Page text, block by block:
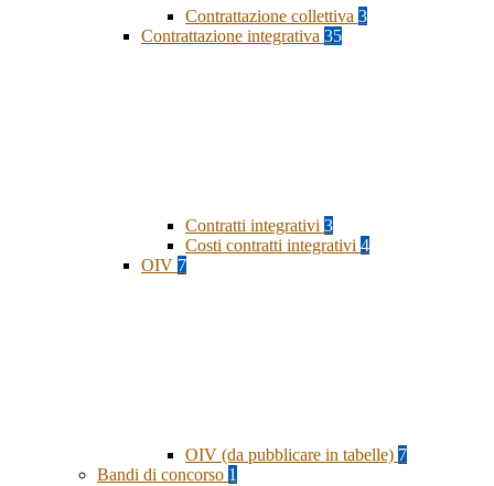
Contrattazione collettiva 3
Contrattazione integrativa 35
Contratti integrativi 3
Costi contratti integrativi 4
OIV 7
OIV (da pubblicare in tabelle) 7
Bandi di concorso 1